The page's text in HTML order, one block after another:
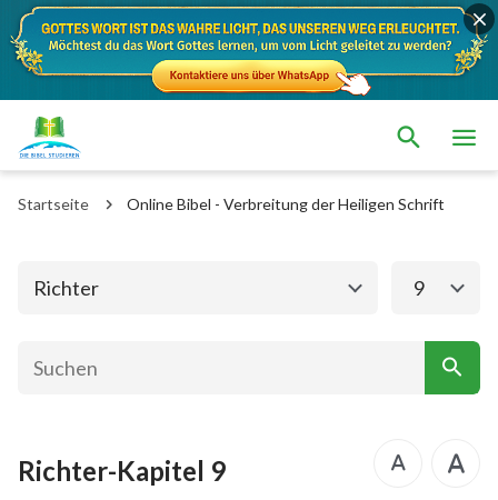
Startseite Online Bibel - Verbreitung der Heiligen Schrift
Richter
Das alte Testament Das neue Testament
1. Mose 2. Mose
5. Mose
1.Samuel
1. Chronik
9
Richter-Kapitel 9